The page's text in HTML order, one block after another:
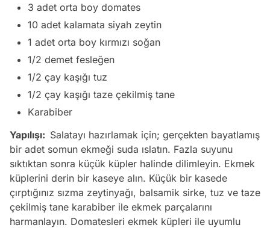
3 adet orta boy domates
10 adet kalamata siyah zeytin
1 adet orta boy kırmızı soğan
1/2 demet fesleğen
1/2 çay kaşığı tuz
1/2 çay kaşığı taze çekilmiş tane
Karabiber
Yapılışı: Salatayı hazırlamak için; gerçekten bayatlamış
bir adet somun ekmeği suda ıslatın. Fazla suyunu
sıktıktan sonra küçük küpler halinde dilimleyin. Ekmek
küplerini derin bir kaseye alın. Küçük bir kasede
çırptığınız sızma zeytinyağı, balsamik sirke, tuz ve taze
çekilmiş tane karabiber ile ekmek parçalarını
harmanlayın. Domatesleri ekmek küpleri ile uyumlu